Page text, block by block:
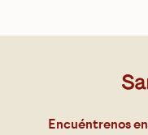
Encuéntrenos en